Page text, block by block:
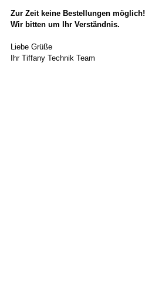
Zur Zeit keine Bestellungen möglich!
Wir bitten um Ihr Verständnis.
Liebe Grüße
Ihr Tiffany Technik Team